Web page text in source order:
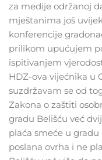
za medije održanoj
mještanima još
konferencije
prilikom upućujem
ispitivanjem
HDZ-ova vijećnika u
suzdržavam se od
Zakona o zaštiti
gradu Belišću već
plaća smeće u
poslana ovrha i ne